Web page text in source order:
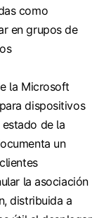
como
en grupos de
la Microsoft
dispositivos
de la
un
la asociación
distribuida a